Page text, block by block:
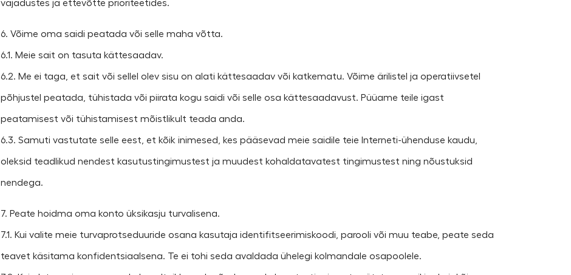
vajadustes ja ettevõtte prioriteetides.
6. Võime oma saidi peatada või selle maha võtta.
6.1. Meie sait on tasuta kättesaadav.
6.2. Me ei taga, et sait või sellel olev sisu on alati kättesaadav või katkematu. Võime ärilistel ja operatiivsetel
põhjustel peatada, tühistada või piirata kogu saidi või selle osa kättesaadavust. Püüame teile igast
peatamisest või tühistamisest mõistlikult teada anda.
6.3. Samuti vastutate selle eest, et kõik inimesed, kes pääsevad meie saidile teie Interneti-ühenduse kaudu,
oleksid teadlikud nendest kasutustingimustest ja muudest kohaldatavatest tingimustest ning nõustuksid
nendega.
7. Peate hoidma oma konto üksikasju turvalisena.
7.1. Kui valite meie turvaprotseduuride osana kasutaja identifitseerimiskoodi, parooli või muu teabe, peate seda
teavet käsitama konfidentsiaalsena. Te ei tohi seda avaldada ühelegi kolmandale osapoolele.